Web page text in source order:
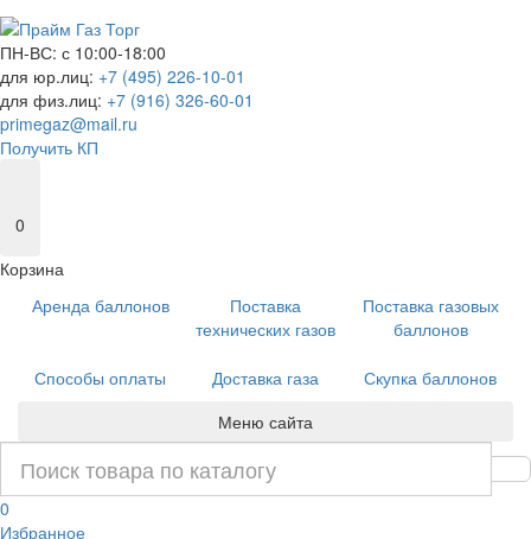
ПН-ВС: с 10:00-18:00
для юр.лиц: +7 (495) 226-10-01
для физ.лиц: +7 (916) 326-60-01
primegaz@mail.ru
Получить КП
0
Корзина
Аренда баллонов
Поставка
технических газов
Поставка газовых
баллонов
Способы оплаты Доставка газа
Скупка баллонов
Меню сайта
0
Избранное